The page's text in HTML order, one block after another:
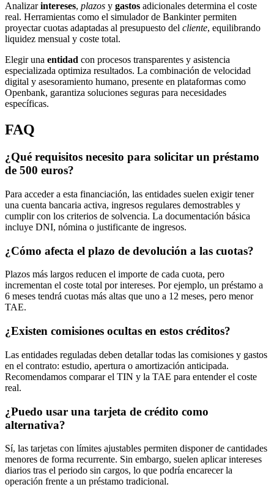
Analizarintereses, plazos y gastos adicionales determina el coste
real. Herramientas como el simulador de Bankinter permiten
proyectar cuotas adaptadas al presupuesto del cliente, equilibrando
liquidez mensual y coste total.
Elegir una entidad con procesos transparentes y asistencia
especializada optimiza resultados. La combinación de velocidad
digital y asesoramiento humano, presente en plataformas como
Openbank, garantiza soluciones seguras para necesidades
específicas.
FAQ
¿Qué requisitos necesito para solicitar un préstamo
de 500 euros?
Para acceder a esta financiación, las entidades suelen exigir tener
una cuenta bancaria activa, ingresos regulares demostrables y
cumplir con los criterios de solvencia. La documentación básica
incluye DNI, nómina o justificante de ingresos.
¿Cómo afecta el plazo de devolución a las cuotas?
Plazos más largos reducen el importe de cada cuota, pero
incrementan el coste total por intereses. Por ejemplo, un préstamo a
6 meses tendrá cuotas más altas que uno a 12 meses, pero menor
TAE.
¿Existen comisiones ocultas en estos créditos?
Las entidades reguladas deben detallar todas las comisiones y gastos
en el contrato: estudio, apertura o amortización anticipada.
Recomendamos comparar el TIN y la TAE para entender el coste
real.
¿Puedo usar una tarjeta de crédito como
alternativa?
Sí, las tarjetas con límites ajustables permiten disponer de cantidades
menores de forma recurrente. Sin embargo, suelen aplicar intereses
diarios tras el periodo sin cargos, lo que podría encarecer la
operación frente a un préstamo tradicional.